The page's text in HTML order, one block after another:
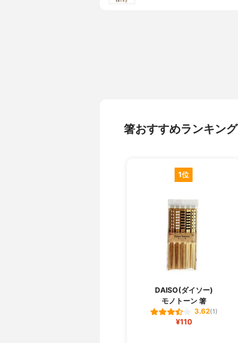
箸おすすめランキング
1位
DAISO(ダイソー)
モノトーン 箸
3.62(1)
¥110